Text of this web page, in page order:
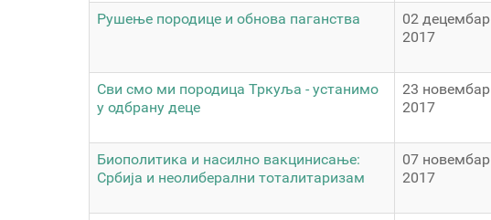
Рушење породице и обнова паганства
02 децембар
2017
Сви смо ми породица Тркуља - устанимо
у одбрану деце
23 новембар
2017
Биополитика и насилно вакцинисање:
Србија и неолиберални тоталитаризам
07 новембар
2017